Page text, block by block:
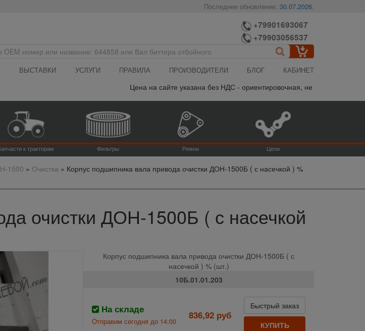
Последнее обновление:30.07.2026,
+79901693067
+79903056537
ВЫСТАВКИ УСЛУГИ ПРАВИЛА ПРОИЗВОДИТЕЛИ БЛОГ КАБИНЕТ
Цена на сайте указана без НДС - ориентировочная, не является
к тракторам Фильтры Ремни Цепи
1500 » Очистка» Корпус подшипника вала привода очистки ДОН-1500Б ( с насечкой ) %
очистки ДОН-1500Б ( с насечкой
Корпус подшипника вала привода очистки ДОН-1500Б ( с
насечкой ) % (шт.)
10Б.01.01.203
На складе
Отправим сегодня до 14:00
836,92 руб
Быстрый заказ
КУПИТЬ